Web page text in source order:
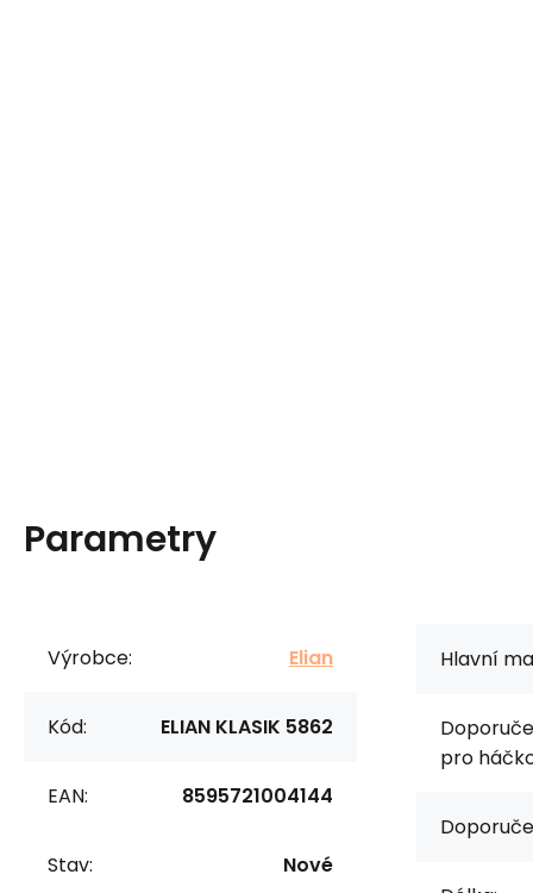
Parametry
Výrobce: Elian
Kód: ELIAN KLASIK 5862
EAN: 8595721004144
Stav: Nové
Hlavní
pro